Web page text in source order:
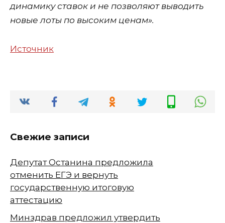
динамику ставок и не позволяют выводить
новые лоты по высоким ценам».
Источник
Свежие записи
Депутат Останина предложила
отменить ЕГЭ и вернуть
государственную итоговую
аттестацию
Минздрав предложил утвердить